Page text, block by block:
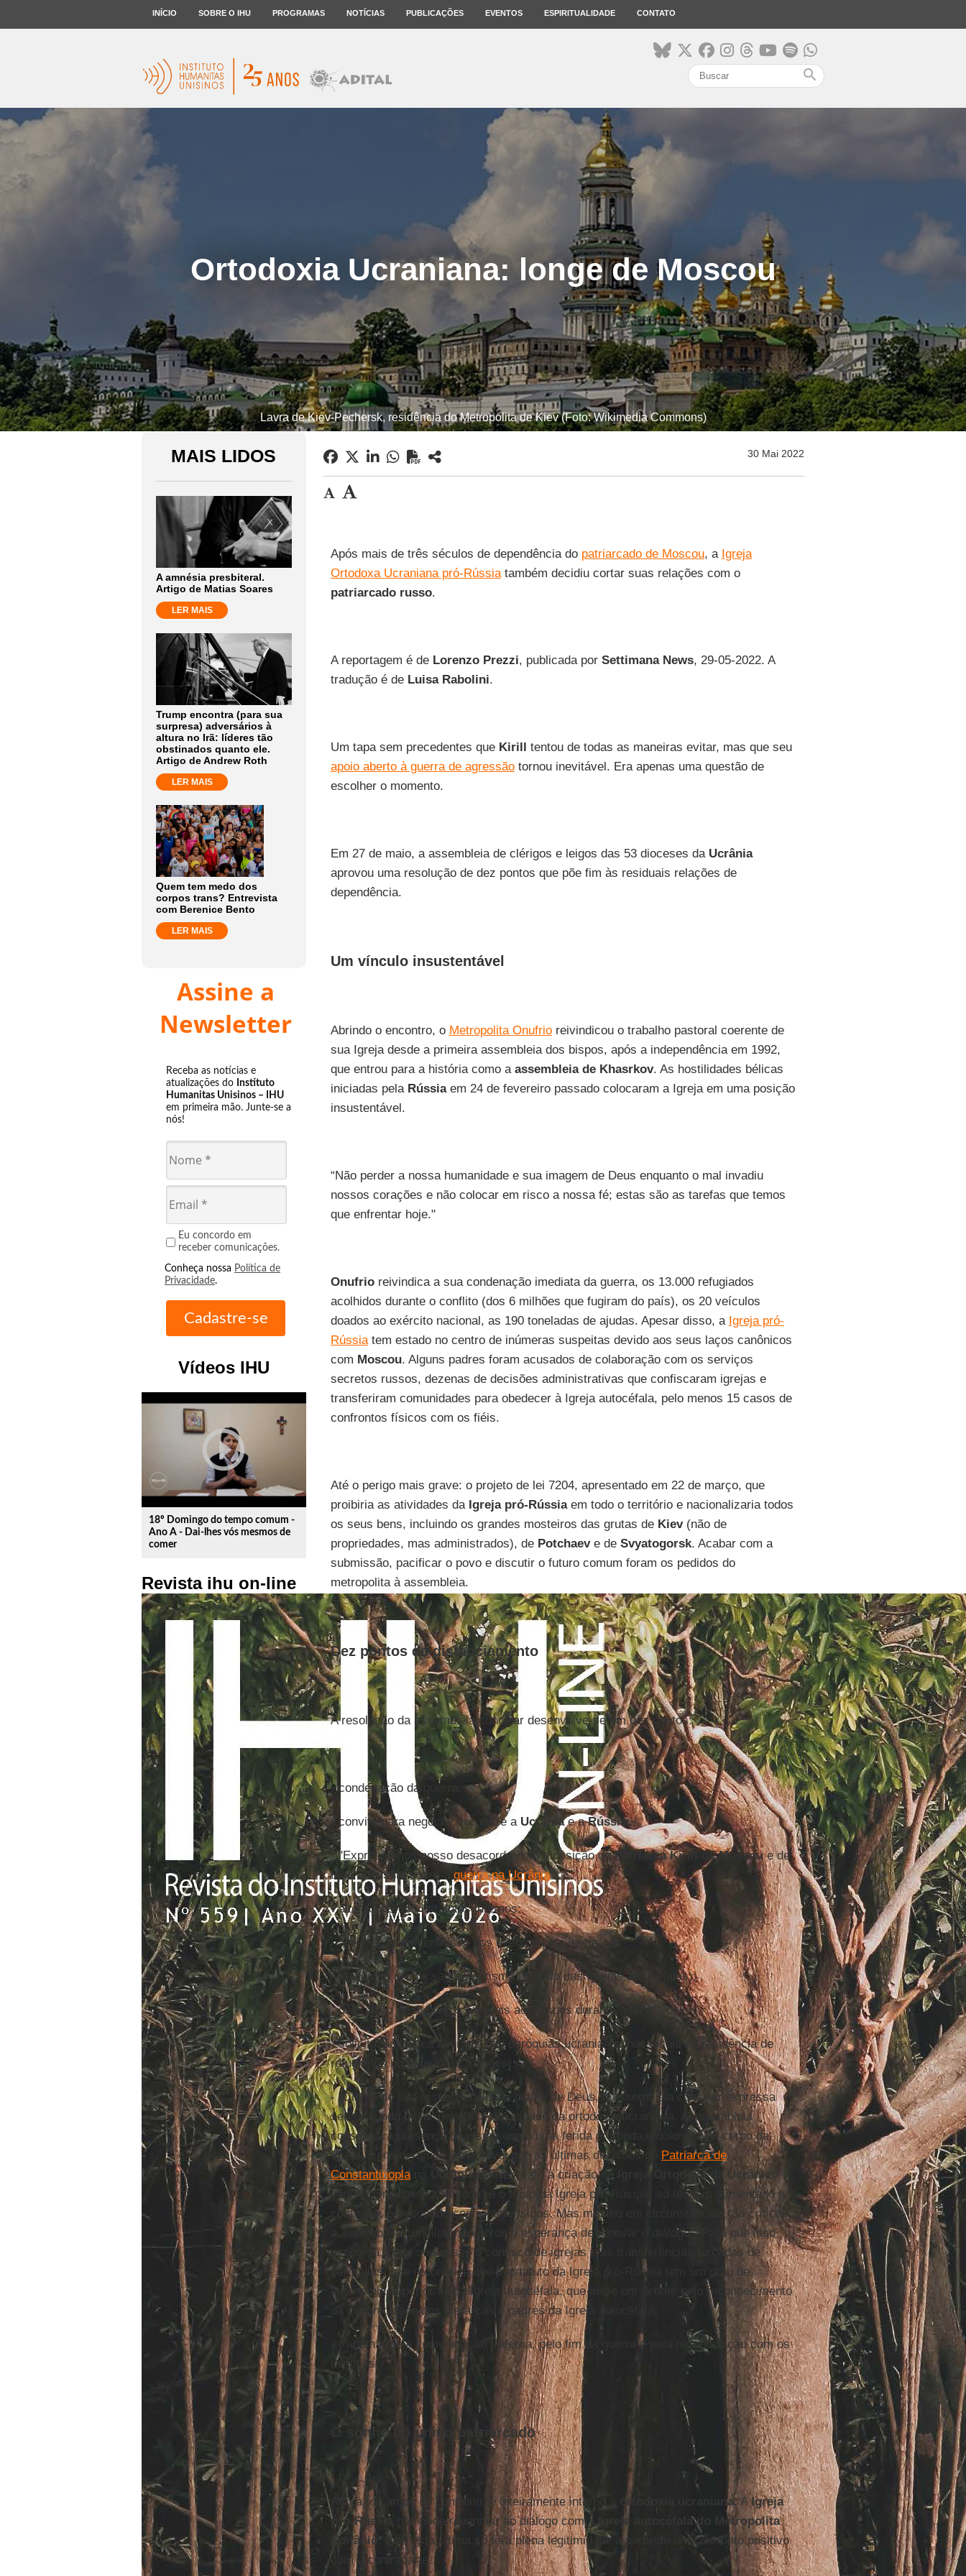
INÍCIO SOBRE O IHU PROGRAMAS NOTÍCIAS PUBLICAÇÕES EVENTOS ESPIRITUALIDADE CONTATO
search
Ortodoxia Ucraniana: longe de Moscou
Lavra de Kiev-Pechersk, residência do Metropolita de Kiev (Foto: Wikimedia Commons)
MAIS LIDOS
A amnésia presbiteral.
Artigo de Matias Soares
LER MAIS
Trump encontra (para sua
surpresa) adversários à
altura no Irã: líderes tão
obstinados quanto ele.
Artigo de Andrew Roth
LER MAIS
Quem tem medo dos
corpos trans? Entrevista
com Berenice Bento
LER MAIS
Assine a
Newsletter
Receba as notícias e
atualizações do Instituto
Humanitas Unisinos – IHU
em primeira mão. Junte-se a
nós!
Eu concordo em
receber comunicações.
Conheça nossa Política de
Privacidade.
Vídeos IHU
play_circle_outline
18º Domingo do tempo comum -
Ano A - Dai-lhes vós mesmos de
comer
Revista ihu on-line
30 Mai 2022
Após mais de três séculos de dependência do patriarcado de Moscou, a Igreja
Ortodoxa Ucraniana pró-Rússiatambém decidiu cortar suas relações com o
patriarcado russo.
A reportagem é de Lorenzo Prezzi, publicada por Settimana News, 29-05-2022. A
tradução é de Luisa Rabolini.
Um tapa sem precedentes que Kirill tentou de todas as maneiras evitar, mas que seu
apoio aberto à guerra de agressãotornou inevitável. Era apenas uma questão de
escolher o momento.
Em 27 de maio, a assembleia de clérigos e leigos das 53 dioceses da Ucrânia
aprovou uma resolução de dez pontos que põe fim às residuais relações de
dependência.
Um vínculo insustentável
Abrindo o encontro, o Metropolita Onufrioreivindicou o trabalho pastoral coerente de
sua Igreja desde a primeira assembleia dos bispos, após a independência em 1992,
que entrou para a história como a assembleia de Khasrkov. As hostilidades bélicas
iniciadas pela Rússiaem 24 de fevereiro passado colocaram a Igreja em uma posição
insustentável.
“Não perder a nossa humanidade e sua imagem de Deus enquanto o mal invadiu
nossos corações e não colocar em risco a nossa fé; estas são as tarefas que temos
que enfrentar hoje."
Onufrioreivindica a sua condenação imediata da guerra, os 13.000 refugiados
acolhidos durante o conflito (dos 6 milhões que fugiram do país), os 20 veículos
doados ao exército nacional, as 190 toneladas de ajudas. Apesar disso, a Igreja pró-
Rússiatem estado no centro de inúmeras suspeitas devido aos seus laços canônicos
com Moscou. Alguns padres foram acusados de colaboração com os serviços
secretos russos, dezenas de decisões administrativas que confiscaram igrejas e
transferiram comunidades para obedecer à Igreja autocéfala, pelo menos 15 casos de
confrontos físicos com os fiéis.
Até o perigo mais grave: o projeto de lei 7204, apresentado em 22 de março, que
proibiria as atividades da Igreja pró-Rússiaem todo o território e nacionalizaria todos
os seus bens, incluindo os grandes mosteiros das grutas de Kiev(não de
propriedades, mas administrados), de Potchaeve de Svyatogorsk. Acabar com a
submissão, pacificar o povo e discutir o futuro comum foram os pedidos do
metropolita à assembleia.
Dez pontos de distanciamento
A resolução da assembleia conciliar desenvolve-se em dez pontos:
- condenação da guerra;
- convite para negociações entre a Ucrâniae aRússia;
- "Expressamos nosso desacordo com a posição doPatriarca Kirill de Moscoue de
toda aRússiasobre aguerra na Ucrânia";
- alterações dos estatutos internos;
- apreciação da condução dos eventos pela Igreja;
- pedido do rito do sagrado crisma (próprio das Igrejas autocéfalas);
- delegação de assuntos sinodais aos bispos durante a lei marcial;
- solicitação para a abertura das paróquias ucranianas nos locais de residência de
refugiados no exterior (6 milhões);
- “Ciente de sua responsabilidade diante de Deus, a assembleia conciliar expressa
seu profundo pesar pela falta de unidade da ortodoxia ucraniana. A assembleia
considera a presença do cisma como uma ferida profunda e dolorosa no corpo da
Igreja. Consideramos lamentável que as últimas decisões do Patriarca de
Constantinoplana Ucrâniaque levaram à criação daIgreja Ortodoxa da Ucrânia
("Igreja Ortodoxa Ucraniana" é o título da Igreja pró-Rússia) só tenham aumentado a
confusão, provocando confrontos físicos. Mas mesmo em circunstâncias tão críticas,
a assembleia conciliar não perde a esperança de renovar o diálogo”. Para que isso
aconteça, pede que cesse o confisco de igrejas e as transferências forçadas de
paróquias, que reconheça que o estatuto da Igreja pró-Rússia tem um grau de
autonomia superior ao da Igreja autocéfala, que inicie um debate pelo reconhecimento
da canonicidade dos hierarcas e padres da Igreja autocéfala;
- trabalhar pela comunicação fraterna, pelo fim da guerra e pela reconciliação com os
inimigos.
O sonho do único patriarcado
Agora, o campo do confronto é inteiramente interno à ortodoxia ucraniana. AIgreja
pró-Rússia não pode renunciar ao diálogo com a
Igreja autocéfala do Metropolita
Epifânio , mas esta última só terá plena legitimidade a partir de um confronto positivo
com a contraparte.